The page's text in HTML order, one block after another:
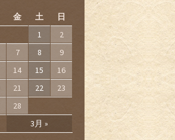
金 土 日
3月 »
1
2
7 8
9
14 15
16
21 22
23
28